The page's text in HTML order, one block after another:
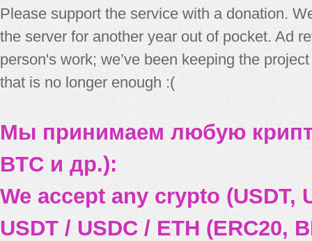
Please support the service with a donation.
the server for another year out of pocket. Ad
person's work; we’ve been keeping the
that is no longer enough :(
Мы принимаем любую
BTC и др.):
We accept any crypto (USDT,
USDT / USDC / ETH (ERC20,